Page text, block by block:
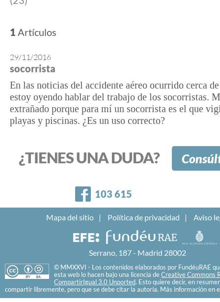
1 Artículos
29/11/2016
socorrista
En las noticias del accidente aéreo ocurrido cerca
estoy oyendo hablar del trabajo de los socorristas.
extrañado porque para mí un socorrista es el que
playas y piscinas. ¿Es un uso correcto?
¿TIENES UNA DUDA?
Facebook
103 615
Mapa del sitio Política de privacidad Aviso
Serrano, 187 - Madrid 28002
© MMXXVI - Los contenidos elaborados por FundéuRAE
esta web lo hacen bajo una licencia de Creative Commons
CompartirIgual 3.0 Unported. Esto quiere decir, en
compartir libremente, pero que se debe citar la autoría. Más información en